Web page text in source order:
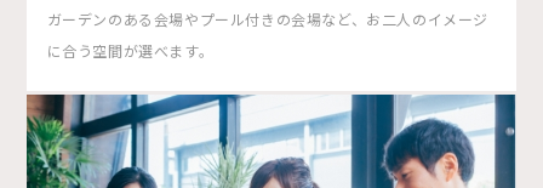
ガーデンのある会場やプール付きの会場など、お二人のイメージ
に合う空間が選べます。